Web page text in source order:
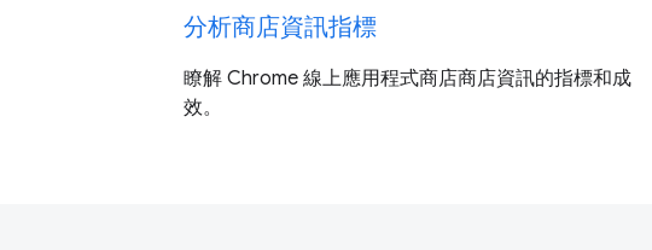
分析商店資訊指標
瞭解 Chrome 線上應用程式商店商店資訊的指標和成
效。